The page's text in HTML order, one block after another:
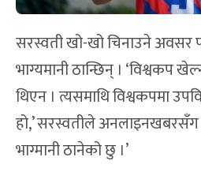
सरस्वती खो-खो चिनाउने अवसर
भाग्यमानी ठान्छिन् । ‘विश्वकप
थिएन । त्यसमाथि विश्वकपमा
हो,’ सरस्वतीले
भाग्मानी ठानेको छु ।’